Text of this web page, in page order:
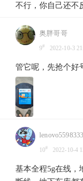
不行，你自己还不
奥胖哥哥
9# 2022-10-3
管它呢，先抢个好
10# 2022-10-4
基本全程5g在线，